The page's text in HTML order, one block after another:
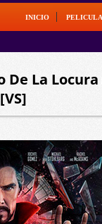
INICIO
La Locura